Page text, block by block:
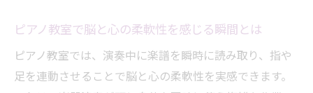
法
年齢問わず楽しめるピアノ教室の魅力とは
年齢を問わず通えるピアノ教室の魅力を解
ピアノ教室で脳と心の柔軟性を感じる瞬間とは
ピアノ教室では、演奏中に楽譜を瞬時に読み取り、指や
足を連動させることで脳と心の柔軟性を実感できます。